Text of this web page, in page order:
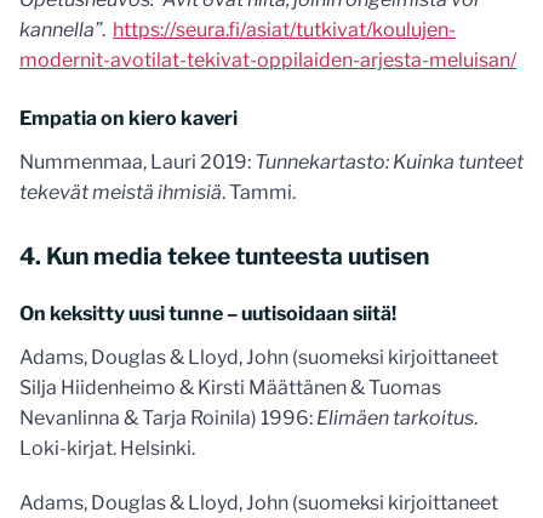
kannella”. https://seura.fi/asiat/tutkivat/koulujen-
modernit-avotilat-tekivat-oppilaiden-arjesta-meluisan/
Empatia on kiero kaveri
Nummenmaa, Lauri 2019: Tunnekartasto: Kuinka tunteet
tekevät meistä ihmisiä. Tammi.
4. Kun media tekee tunteesta uutisen
On keksitty uusi tunne – uutisoidaan siitä!
Adams, Douglas & Lloyd, John (suomeksi kirjoittaneet
Silja Hiidenheimo & Kirsti Määttänen & Tuomas
Nevanlinna & Tarja Roinila) 1996: Elimäen tarkoitus.
Loki-kirjat. Helsinki.
Adams, Douglas & Lloyd, John (suomeksi kirjoittaneet